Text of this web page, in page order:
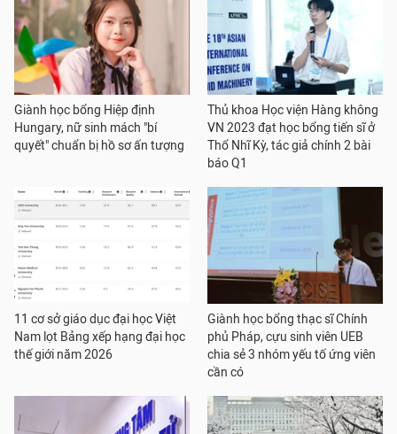
Giành học bổng Hiệp định
Hungary, nữ sinh mách "bí
quyết" chuẩn bị hồ sơ ấn tượng
Thủ khoa Học viện Hàng không
VN 2023 đạt học bổng tiến sĩ ở
Thổ Nhĩ Kỳ, tác giả chính 2 bài
báo Q1
11 cơ sở giáo dục đại học Việt
Nam lọt Bảng xếp hạng đại học
thế giới năm 2026
Giành học bổng thạc sĩ Chính
phủ Pháp, cựu sinh viên UEB
chia sẻ 3 nhóm yếu tố ứng viên
cần có